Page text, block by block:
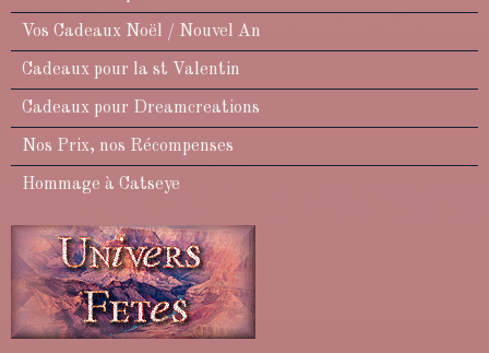
Vos Cadeaux Noël / Nouvel An
Cadeaux pour la st Valentin
Cadeaux pour Dreamcreations
Nos Prix, nos Récompenses
Hommage à Catseye